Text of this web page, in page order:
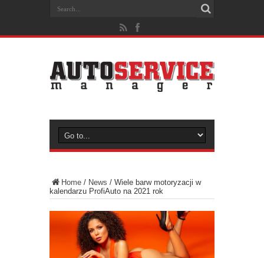
Home / News / Wiele barw motoryzacji w
kalendarzu ProfiAuto na 2021 rok